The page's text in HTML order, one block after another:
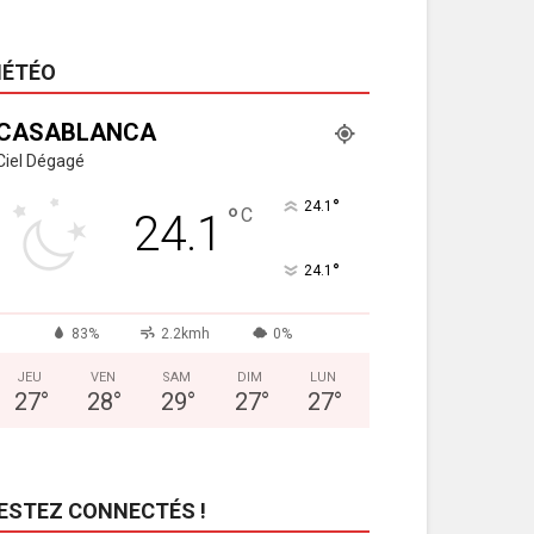
Dégagé
24.1 °C 24.1 °
24.1 °
83% 2.2kmh 0%
JEU
27°
VEN
28°
SAM
29°
DIM
27°
LUN
27°
CONNECTÉS !